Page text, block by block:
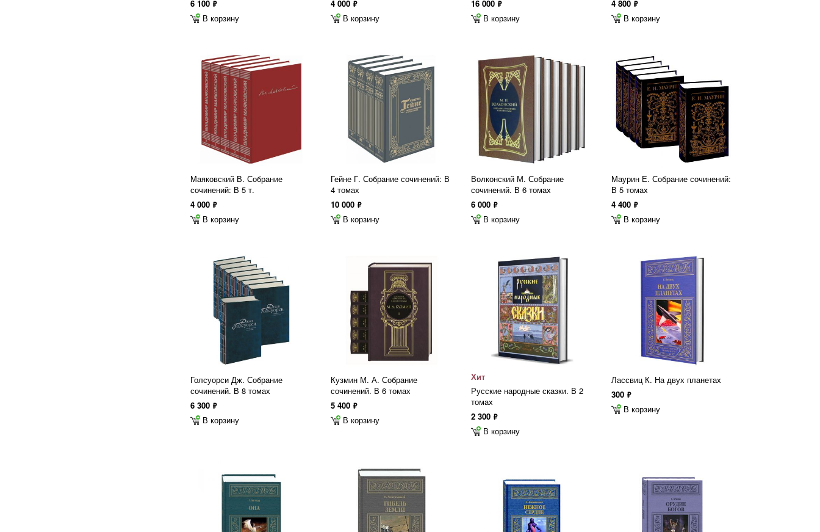
6 100 ф
В корзину
4 000 ф
В корзину
16 000 ф
В корзину
4 800 ф
В корзину
Маяковский В. Собрание
сочинений: В 5 т.
4 000 ф
В корзину
Гейне Г. Собрание сочинений: В
4 томах
10 000 ф
В корзину
Волконский М. Собрание
сочинений. В 6 томах
6 000 ф
В корзину
Маурин Е. Собрание сочинений:
В 5 томах
4 400 ф
В корзину
Голсуорси Дж. Собрание
сочинений. В 8 томах
6 300 ф
В корзину
Кузмин М. А. Собрание
сочинений. В 6 томах
5 400 ф
В корзину
Хит
Русские народные сказки. В 2
томах
2 300 ф
В корзину
Лассвиц К. На двух планетах
300 ф
В корзину